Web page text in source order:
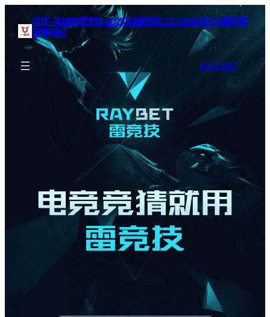
首页–英雄联盟竞猜-2025英雄联盟(LOL)s15全球总决赛冠军
赛事网站
BOOK SEAT